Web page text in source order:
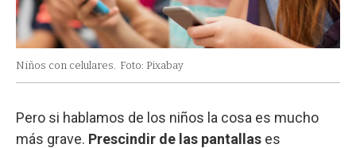
Niños con celulares. Foto: Pixabay
Pero si hablamos de los niños la cosa es mucho
más grave. Prescindir de las pantallas es